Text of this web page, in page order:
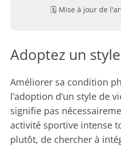
🗓️ Mise à jour de
Adoptez un
Améliorer sa condition
l’adoption d’un style de
signifie pas
activité sportive intense
plutôt, de chercher à